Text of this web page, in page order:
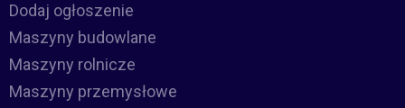
Dodaj ogłoszenie
Maszyny budowlane
Maszyny rolnicze
Maszyny przemysłowe